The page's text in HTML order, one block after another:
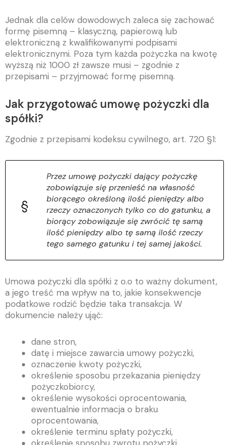
Jednak dla celów dowodowych zaleca się zachować
formę pisemną – klasyczną, papierową lub
elektroniczną z kwalifikowanymi podpisami
elektronicznymi. Poza tym każda pożyczka na kwotę
wyższą niż 1000 zł zawsze musi – zgodnie z
przepisami – przyjmować formę pisemną.
Jak przygotować umowę pożyczki dla
spółki?
Zgodnie z przepisami kodeksu cywilnego, art. 720 §1:
Przez umowę pożyczki dający pożyczkę
zobowiązuje się przenieść na własność
biorącego określoną ilość pieniędzy albo
rzeczy oznaczonych tylko co do gatunku, a
biorący zobowiązuje się zwrócić tę samą
ilość pieniędzy albo tę samą ilość rzeczy
tego samego gatunku i tej samej jakości.
Umowa pożyczki dla spółki z o.o to ważny dokument,
a jego treść ma wpływ na to, jakie konsekwencje
podatkowe rodzić będzie taka transakcja. W
dokumencie należy ująć:
dane stron,
datę i miejsce zawarcia umowy pożyczki,
oznaczenie kwoty pożyczki,
określenie sposobu przekazania pieniędzy
pożyczkobiorcy,
określenie wysokości oprocentowania,
ewentualnie informacja o braku
oprocentowania,
określenie terminu spłaty pożyczki,
określenie sposobu zwrotu pożyczki.